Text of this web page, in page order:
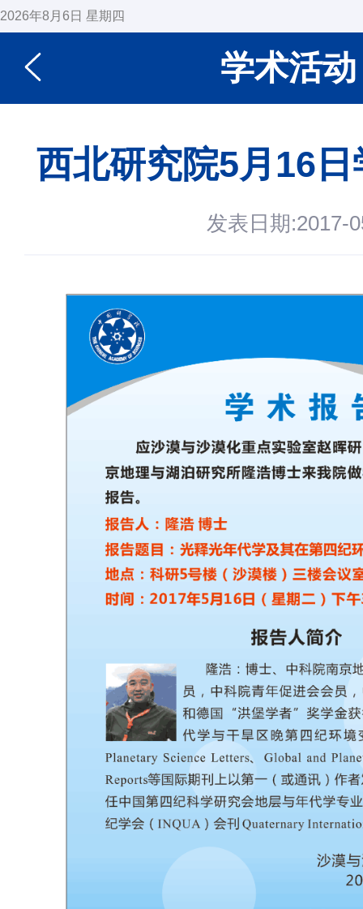
2026年8月6日 星期四
学术活动
西北研究院5月16
发表日期:2017-